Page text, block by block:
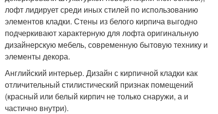
лофт лидирует среди иных стилей по использованию
элементов кладки. Стены из белого кирпича выгодно
подчеркивают характерную для лофта оригинальную
дизайнерскую мебель, современную бытовую технику и
элементы декора.
Английский интерьер. Дизайн с кирпичной кладки как
отличительный стилистический признак помещений
(красный или белый кирпич не только снаружи, а и
частично внутри).